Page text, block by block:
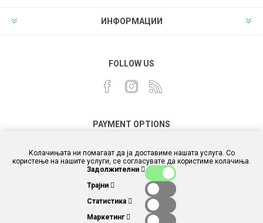
ИНФОРМАЦИИ
FOLLOW US
PAYMENT OPTIONS
Колачињата ни помагаат да ја доставиме нашата услуга. Со
користење на нашите услуги, се согласувате да користиме колачиња.
Задолжителни
Трајни
Статистика
Маркетинг